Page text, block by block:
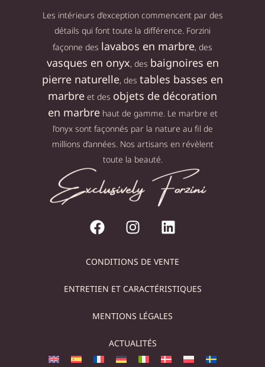
Les intérieurs d’exception commencent par des
détails qui font toute la différence. Forzini
façonne des lavabos en marbre, des
vasques en onyx, des baignoires en
pierre naturelle, des tables basses en
marbre et des objets de décoration
en marbrehaut de gamme. Le marbre et
l’onyx sont façonnés par la nature au fil de
millions d’années. Nos artisans en révèlent
toute la beauté.
CONDITIONS DE VENTE
ENTRETIEN ET CARACTÉRISTIQUES
MENTIONS LÉGALES
ACTUALITÉS